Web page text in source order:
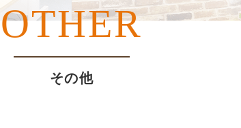
OTHER
その他